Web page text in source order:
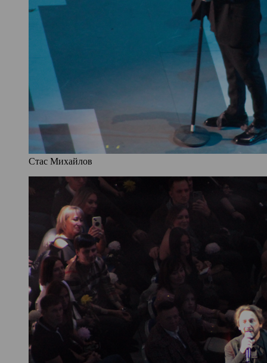
Стас Михайлов